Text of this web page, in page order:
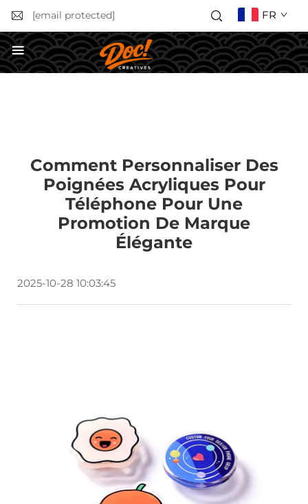
[email protected] FR
Comment Personnaliser Des
Poignées Acryliques Pour
Téléphone Pour Une
Promotion De Marque
Élégante
2025-10-28 10:03:45